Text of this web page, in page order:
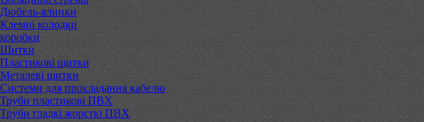
Дюбель-ялинки
Клемні колодки
коробки
Щитки
Пластикові щитки
Металеві щитки
Системи для прокладання кабелю
Труби пластикові ПВХ
Труби гладкі жорсткі ПВХ